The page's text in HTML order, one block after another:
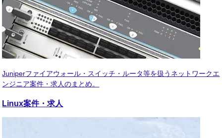
Juniperファイアウォール・スイッチ・ルータ等を扱うネットワークエ
ンジニア案件・求人のまとめ。
Linux案件・求人